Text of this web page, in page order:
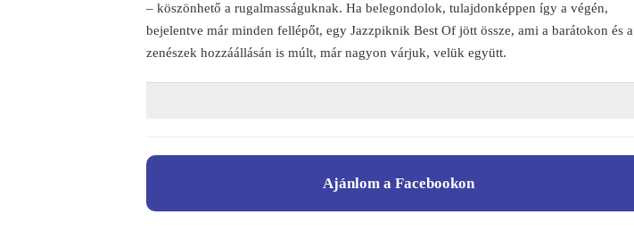
– köszönhető a rugalmasságuknak. Ha belegondolok, tulajdonképpen így a végén,
bejelentve már minden fellépőt, egy Jazzpiknik Best Of jött össze, ami a barátokon és a
zenészek hozzáállásán is múlt, már nagyon várjuk, velük együtt.
Ajánlom a Facebookon